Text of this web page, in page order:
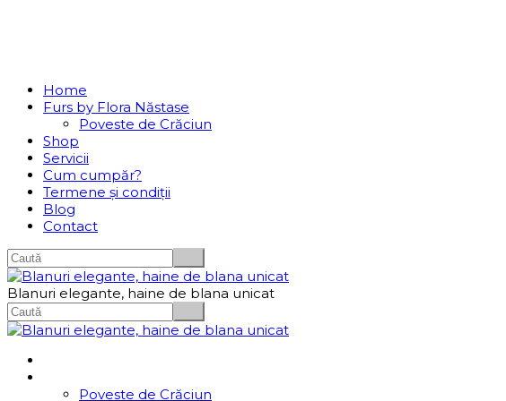
Home
Furs by Flora Năstase
Poveste de Crăciun
Shop
Servicii
Cum cumpăr?
Termene și condiții
Blog
Contact
Blanuri elegante, haine de blana unicat
Poveste de Crăciun